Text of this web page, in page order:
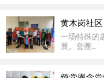
黄木岗社
一场特殊的
展。套圈..